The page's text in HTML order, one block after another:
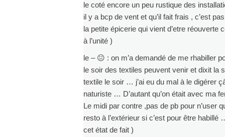
le coté encore un peu rustique des
il y a bcp de vent et qu’il fait frais , c’est
la petite épicerie qui vient d’etre réouverte
à l’unité )
le – 😐 : on m’a demandé de me rhabiller
le soir des textiles peuvent venir et dixit la
textile le soir … j’ai eu du mal à le digérer
naturiste … D’autant qu’on était avec ma
Le midi par contre ,pas de pb pour n’user
resto à l’extérieur si c’est pour être
cet état de fait )